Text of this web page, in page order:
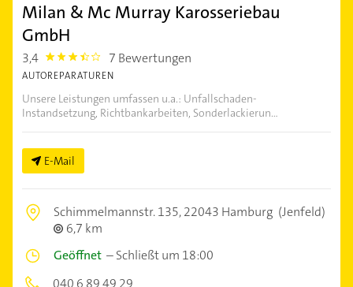
Milan & Mc Murray Karosseriebau
GmbH
3,4 3.4 7 Bewertungen
AUTOREPARATUREN
Unsere Leistungen umfassen u.a.: Unfallschaden-
Instandsetzung, Richtbankarbeiten, Sonderlackierun...
E-Mail
Schimmelmannstr. 135,22043 Hamburg (Jenfeld)
6,7 km
Geöffnet –Schließt um 18:00
040 6 89 49 29